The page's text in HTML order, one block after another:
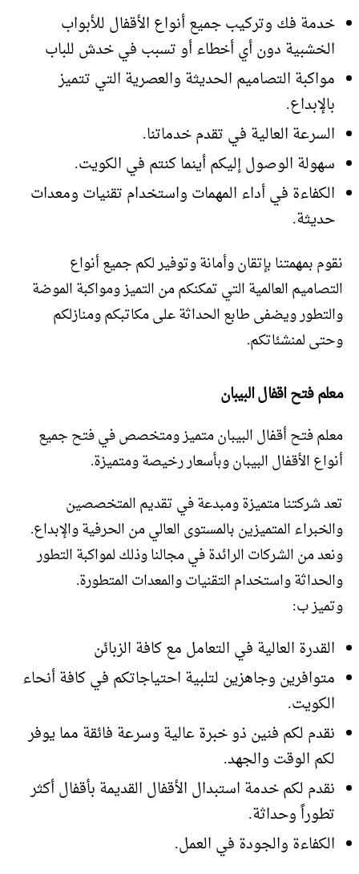
خدمة فك وتركيب جميع أنواع الأقفال للأبواب
الخشبية دون أي أخطاء أو تسبب في خدش للباب
مواكبة التصاميم الحديثة والعصرية التي تتميز
بالإبداع.
السرعة العالية في تقدم خدماتنا.
سهولة الوصول إليكم أينما كنتم في الكويت.
الكفاءة في أداء المهمات واستخدام تقنيات ومعدات
حديثة.
نقوم بمهمتنا بإتقان وأمانة وتوفير لكم جميع أنواع
التصاميم العالمية التي تمكنكم من التميز ومواكبة الموضة
والتطور ويضفى طابع الحداثة على مكاتبكم ومنازلكم
وحتى لمنشئاتكم.
معلم فتح اقفال البيبان
معلم فتح أقفال البيبان متميز ومتخصص في فتح جميع
أنواع الأقفال البيبان وبأسعار رخيصة ومتميزة.
تعد شركتنا متميزة ومبدعة في تقديم المتخصصين
والخبراء المتميزين بالمستوى العالي من الحرفية والإبداع.
ونعد من الشركات الرائدة في مجالنا وذلك لمواكبة التطور
والحداثة واستخدام التقنيات والمعدات المتطورة.
وتميز ب:
القدرة العالية في التعامل مع كافة الزبائن
متوافرين وجاهزين لتلبية احتياجاتكم في كافة أنحاء
الكويت.
نقدم لكم فنين ذو خبرة عالية وسرعة فائقة مما يوفر
لكم الوقت والجهد.
نقدم لكم خدمة استبدال الأقفال القديمة بأقفال أكثر
تطوراً وحداثة.
الكفاءة والجودة في العمل.